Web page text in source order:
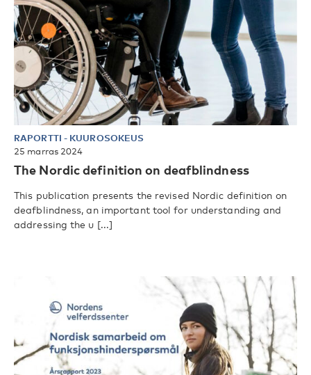
RAPORTTI - KUUROSOKEUS
25 marras 2024
The Nordic definition on deafblindness
This publication presents the revised Nordic definition on
deafblindness, an important tool for understanding and
addressing the u [...]